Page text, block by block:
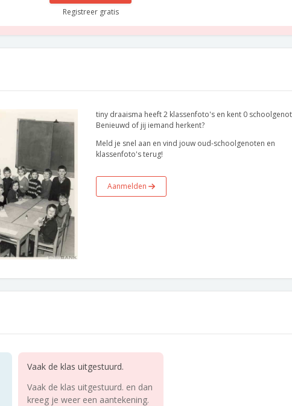
Registreer gratis
tiny draaisma heeft 2 klassenfoto's en kent 0
Benieuwd of jij iemand herkent?
Meld je snel aan en vind jouw oud-schoolgenoten en
klassenfoto's terug!
Aanmelden
Vaak de klas uitgestuurd.
Vaak de klas uitgestuurd. en dan
kreeg je weer een aantekening.